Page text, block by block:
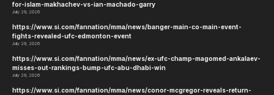
for-islam-makhachev-vs-ian-machado-garry
July 29, 2026
https://www.si.com/fannation/mma/news/banger-main-co-main-event-
fights-revealed-ufc-edmonton-event
July 29, 2026
https://www.si.com/fannation/mma/news/ex-ufc-champ-magomed-ankalaev-
misses-out-rankings-bump-ufc-abu-dhabi-win
July 29, 2026
https://www.si.com/fannation/mma/news/conor-mcgregor-reveals-return-